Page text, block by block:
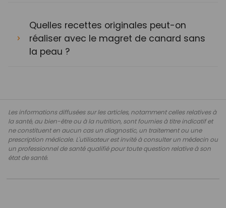
Quelles recettes originales peut-on
réaliser avec le magret de canard sans
la peau ?
Les informations diffusées sur les articles, notamment celles relatives à
la santé, au bien-être ou à la nutrition, sont fournies à titre indicatif et
ne constituent en aucun cas un diagnostic, un traitement ou une
prescription médicale. L'utilisateur est invité à consulter un médecin ou
un professionnel de santé qualifié pour toute question relative à son
état de santé.